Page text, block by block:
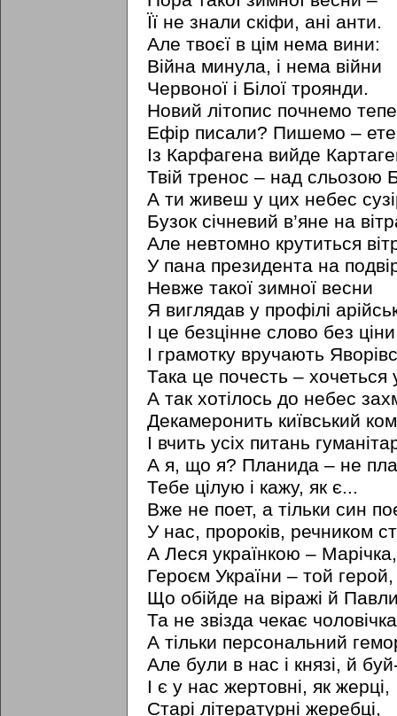
Її не знали скіфи, ані анти.
Але твоєї в цім нема вини:
Війна минула, i нема війни
Червоної i Білої троянди.
Новий літопис почнемо
Ефір писали? Пишемо –
Із Карфагена вийде
Твій тренос – над сльозою
А ти живеш у цих небес
Бузок січневий в’яне на
Але невтомно крутиться
У пана президента на
Невже такої зимної весни
Я виглядав у профілі
I це безцінне слово без
I грамотку вручають
Така це почесть – хочеться
А так хотілось до небес
Декамеронить київський
I вчить ycix питань
А я, що я? Планида – не
Тебе цілую i кажу, як є...
Вже не поет, а тільки син
У нас, пророків, речником
А Леся українкою – Марічка,
Героєм України – той герой,
Що обійде на віражі й
Та не звізда чекає
А тільки персональний
Але були в нас i князі, й
I є у нас жертовні, як жерці,
Старі літературні жеребці,